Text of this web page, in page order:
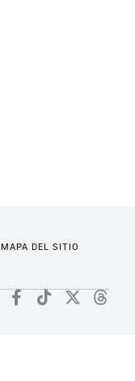
MAPA DEL SITIO